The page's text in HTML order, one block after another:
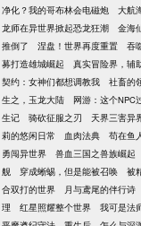
净化？我的哥布林会电磁炮
大航
龙师在异世界掀起恐龙狂潮
金海
推倒了
涅盘！世界再度重置 吞
募打造雄城崛起
真实冒险界，辅
契约：女神们都想调教我
社畜的
生之，玉龙大陆
网游：这个NPC
生记
骑砍征服之刃 天界三害异
莉的悠闲日常
血肉法典 苟在鱼
勇闯异世界
兽血三国之兽族崛起
舰
穿成蜥蜴，但是能被召唤 被
合双打的世界
月与鸢尾的伴行诗
理
红星照耀整个世界 我可是法